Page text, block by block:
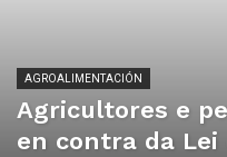
AGROALIMENTACIÓN
Agricultores e
en contra da Lei